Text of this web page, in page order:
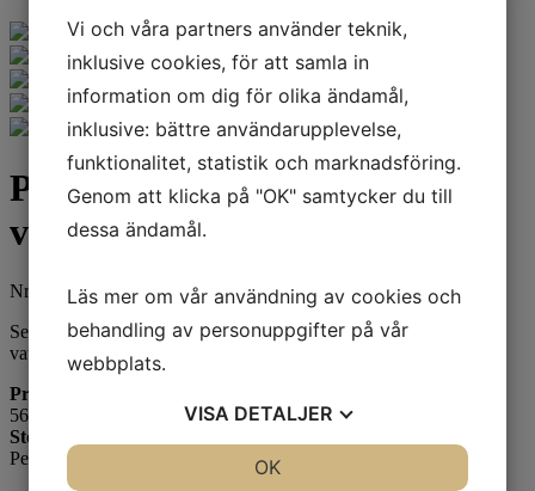
Penselställ, penselbad och
vattendroppare
Nr. 5302
Set med skrivbordstillbehör, penselställ, penselbad och
vattendroppare i porslin.
Pris
56 000 SEK
Storlek
Penselställ H. 5,5 cm, L. 10 cm
Vi och våra partners använder teknik,
inklusive cookies, för att samla in
information om dig för olika ändamål,
inklusive: bättre användarupplevelse,
funktionalitet, statistik och marknadsföring.
Genom att klicka på "OK" samtycker du till
dessa ändamål.
Läs mer om vår användning av cookies och
behandling av personuppgifter på vår
webbplats.
VISA DETALJER
OK